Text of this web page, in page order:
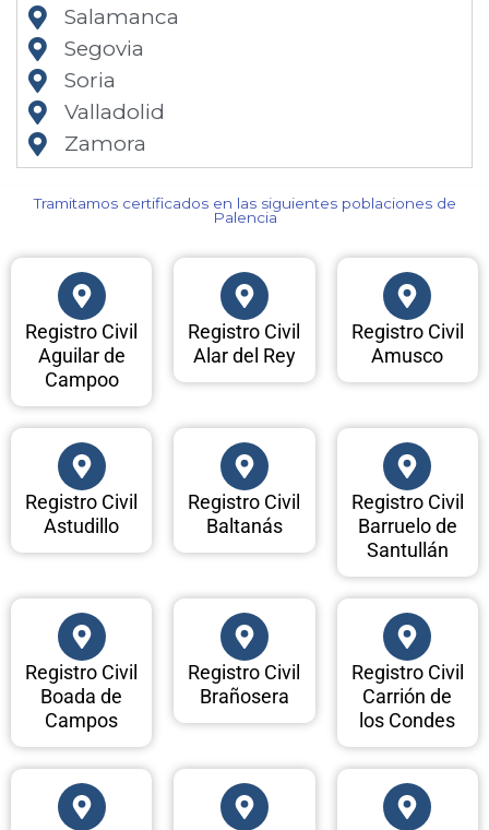
Salamanca
Segovia
Soria
Valladolid
Zamora
Tramitamos certificados en las siguientes poblaciones de
Palencia​
Registro Civil
Aguilar de
Campoo
Registro Civil
Alar del Rey
Registro Civil
Amusco
Registro Civil
Astudillo
Registro Civil
Baltanás
Registro Civil
Barruelo de
Santullán
Registro Civil
Boada de
Campos
Registro Civil
Brañosera
Registro Civil
Carrión de
los Condes